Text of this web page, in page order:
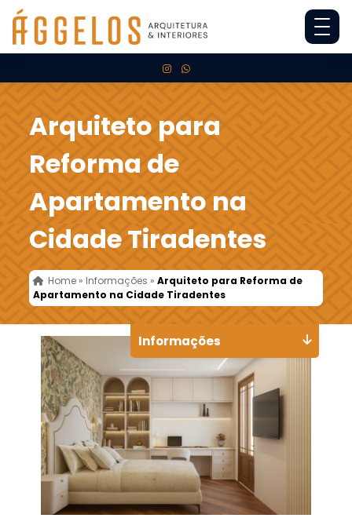
Arquiteto para
Reforma de
Apartamento na
Cidade Tiradentes
Home » Informações »Arquiteto para Reforma de
Apartamento na Cidade Tiradentes
Informações